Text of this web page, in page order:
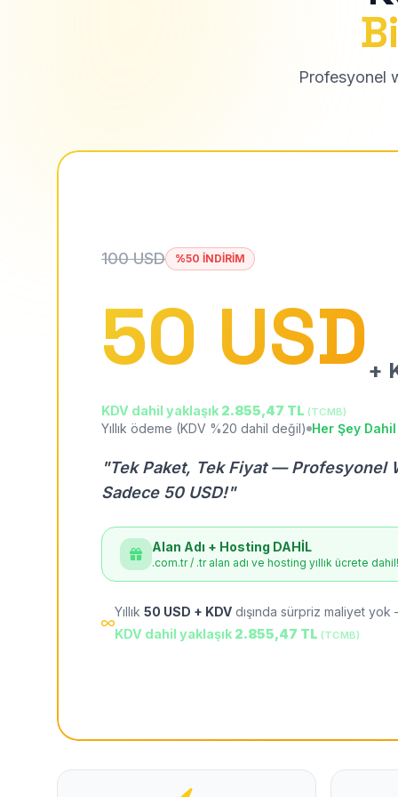
Profesyonel
100 USD %50 İNDİRİM
50 USD +
KDV dahil yaklaşık 2.855,47 TL (TCMB)
Yıllık ödeme (KDV %20 dahil değil) Her Şey Dahil
"Tek Paket, Tek Fiyat — Profesyonel
Sadece 50 USD!"
Alan Adı + Hosting DAHİL
.com.tr / .tr alan adı ve hosting yıllık ücrete dahil!
Yıllık 50 USD + KDV dışında sürpriz maliyet
KDV dahil yaklaşık 2.855,47 TL (TCMB)